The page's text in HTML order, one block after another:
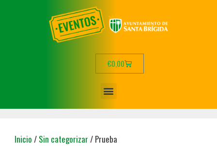
€0,00
Inicio / Sin categorizar / Prueba